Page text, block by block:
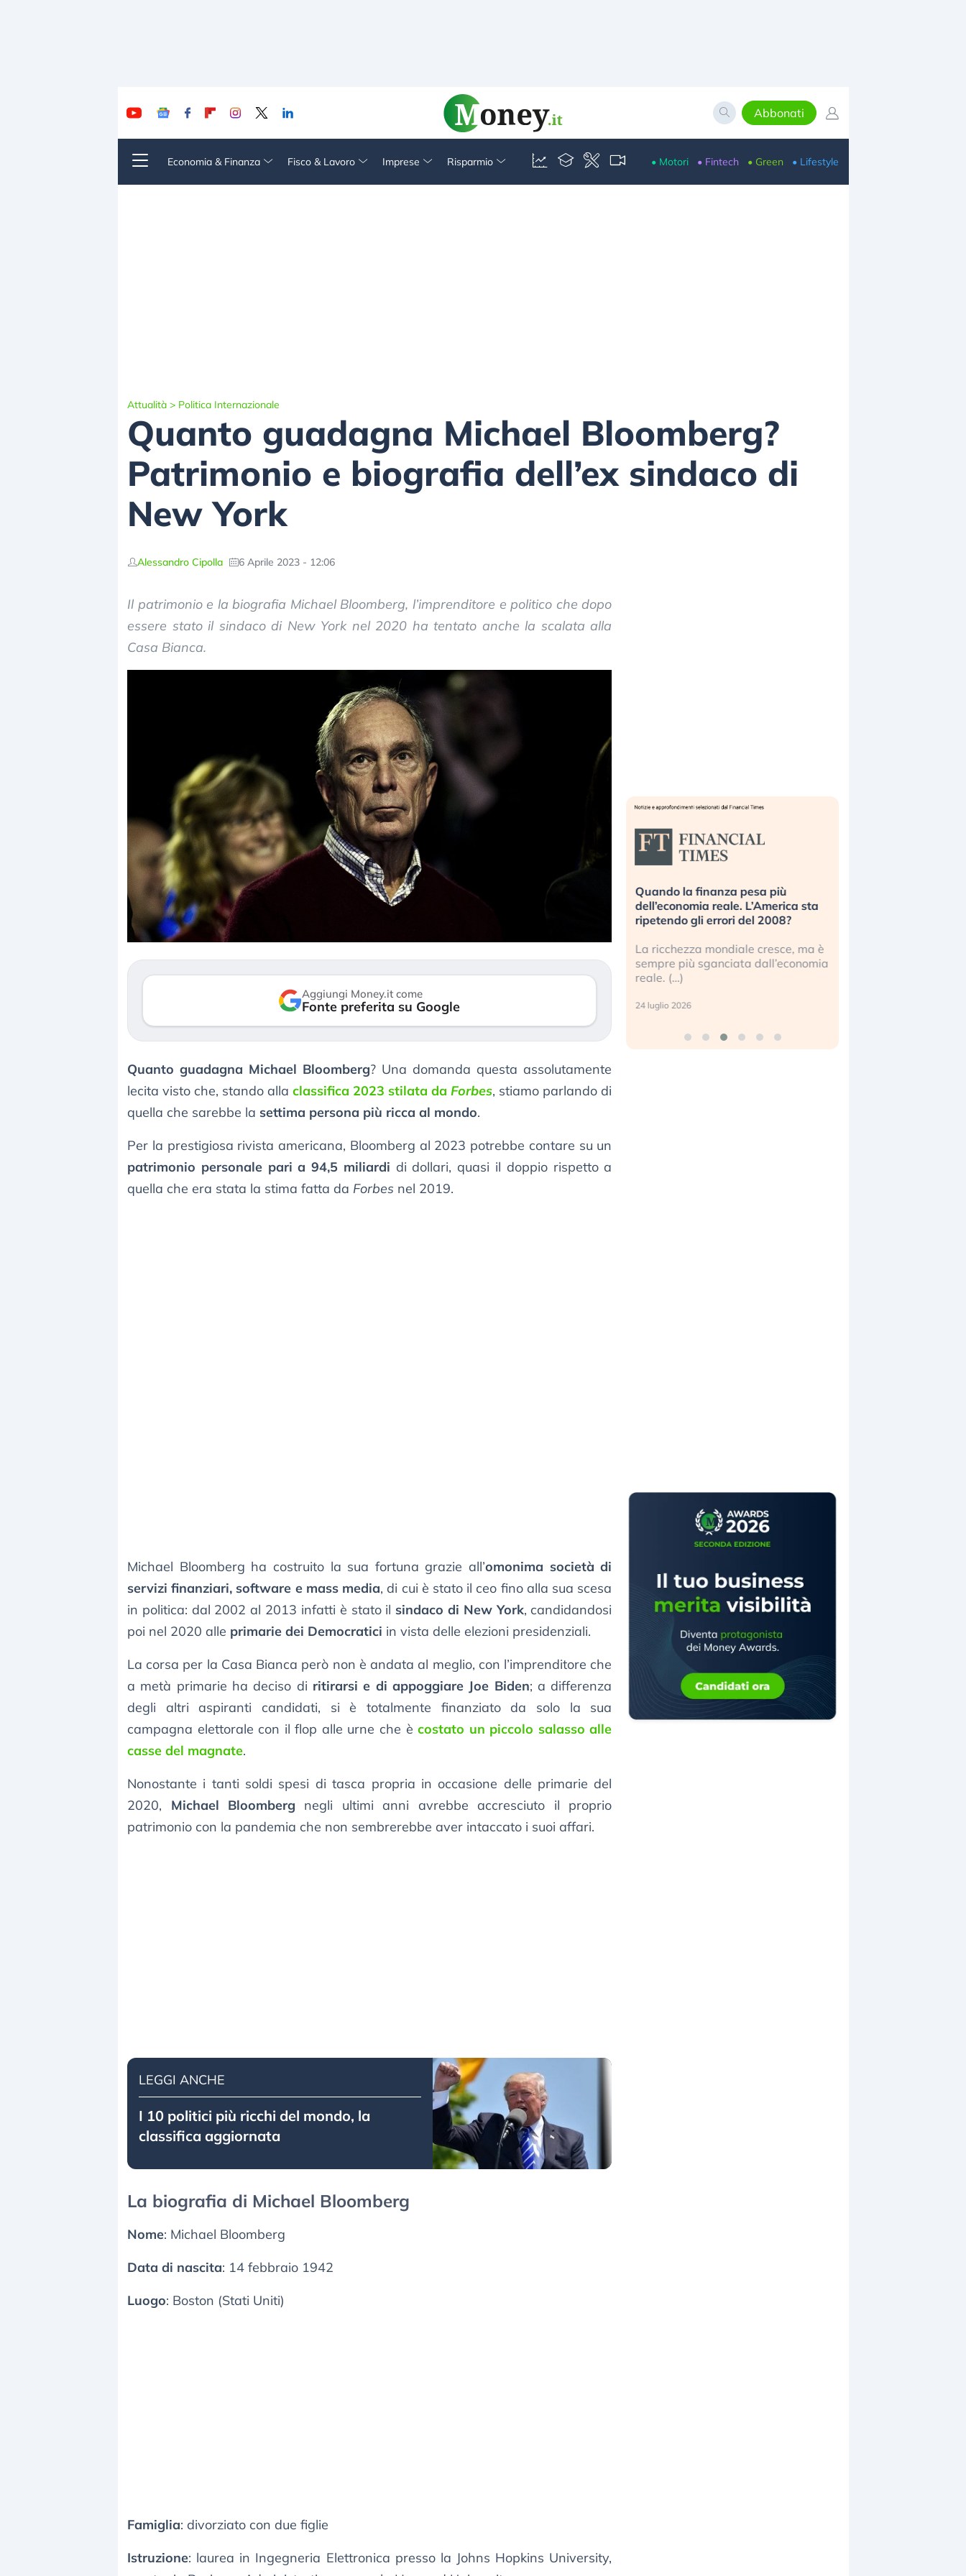
Abbonati
Economia & Finanza Fisco & Lavoro Imprese Risparmio • Motori • Fintech • Green • Lifestyle
Attualità > Politica Internazionale
Quanto guadagna Michael Bloomberg?
Patrimonio e biografia dell’ex sindaco di
New York
Alessandro Cipolla 6 Aprile 2023 - 12:06
Il patrimonio e la biografia Michael Bloomberg, l’imprenditore e politico che dopo
essere stato il sindaco di New York nel 2020 ha tentato anche la scalata alla
Casa Bianca.
Aggiungi Money.it come
Fonte preferita su Google
Quanto guadagna Michael Bloomberg? Una domanda questa assolutamente
lecita visto che, stando allaclassifica 2023 stilata daForbes, stiamo parlando di
quella che sarebbe la settima persona più ricca al mondo.
Per la prestigiosa rivista americana, Bloomberg al 2023 potrebbe contare su un
patrimonio personale pari a 94,5 miliardi di dollari, quasi il doppio rispetto a
quella che era stata la stima fatta da Forbes nel 2019.
Michael Bloomberg ha costruito la sua fortuna grazie all’omonima società di
servizi finanziari, software e mass media, di cui è stato il ceo fino alla sua scesa
in politica: dal 2002 al 2013 infatti è stato il sindaco di New York, candidandosi
poi nel 2020 alle primarie dei Democratici in vista delle elezioni presidenziali.
La corsa per la Casa Bianca però non è andata al meglio, con l’imprenditore che
a metà primarie ha deciso di ritirarsi e di appoggiare Joe Biden; a differenza
degli altri aspiranti candidati, si è totalmente finanziato da solo la sua
campagna elettorale con il flop alle urne che ècostato un piccolo salasso alle
casse del magnate.
Nonostante i tanti soldi spesi di tasca propria in occasione delle primarie del
2020, Michael Bloomberg negli ultimi anni avrebbe accresciuto il proprio
patrimonio con la pandemia che non sembrerebbe aver intaccato i suoi affari.
LEGGI ANCHE
I 10 politici più ricchi del mondo, la
classifica aggiornata
La biografia di Michael Bloomberg
Nome: Michael Bloomberg
Data di nascita: 14 febbraio 1942
Luogo: Boston (Stati Uniti)
Famiglia: divorziato con due figlie
Istruzione: laurea in Ingegneria Elettronica presso la Johns Hopkins University,
Dalle valutazioni estreme alla
correzione. Cosa sta guidando il
repricing degli asset?
mostrando segni di stanchezza
verso le (…)
«La mia vita è rovinata». Investitori
Kospi, mentre gli investitori retail (…)
30 luglio 2026
Quando la finanza pesa più
dell’economia reale. L’America sta
ripetendo gli errori del 2008?
La ricchezza mondiale cresce, ma è
sempre più sganciata dall’economia
reale. (…)
24 luglio 2026